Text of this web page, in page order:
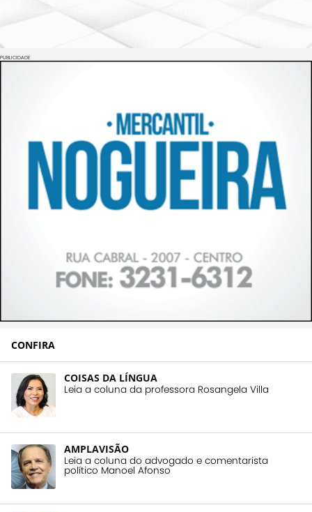
PUBLICIDADE
CONFIRA
COISAS DA LÍNGUA
Leia a coluna da professora Rosangela Villa
AMPLAVISÃO
Leia a coluna do advogado e comentarista
político Manoel Afonso